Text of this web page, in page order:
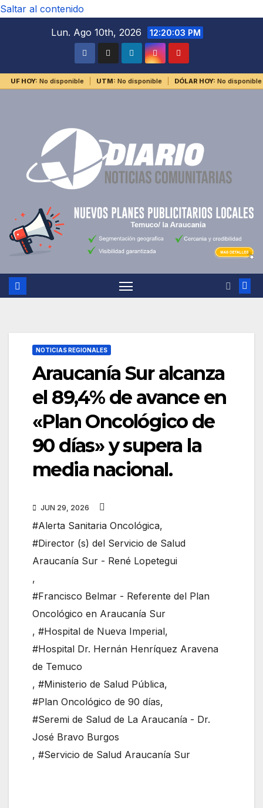
Saltar al contenido
Lun. Ago 10th, 2026
12:20:04 PM
UF HOY: No disponible UTM: No disponible DÓLAR HOY: No disponible
NOTICIAS REGIONALES
Araucanía Sur alcanza
el 89,4% de avance en
«Plan Oncológico de
90 días» y supera la
media nacional.
JUN 29, 2026
#Alerta Sanitaria Oncológica,
#Director (s) del Servicio de Salud
Araucanía Sur - René Lopetegui
,
#Francisco Belmar - Referente del Plan
Oncológico en Araucanía Sur
, #Hospital de Nueva Imperial,
#Hospital Dr. Hernán Henríquez Aravena
de Temuco
, #Ministerio de Salud Pública,
#Plan Oncológico de 90 días,
#Seremi de Salud de La Araucanía - Dr.
José Bravo Burgos
, #Servicio de Salud Araucanía Sur